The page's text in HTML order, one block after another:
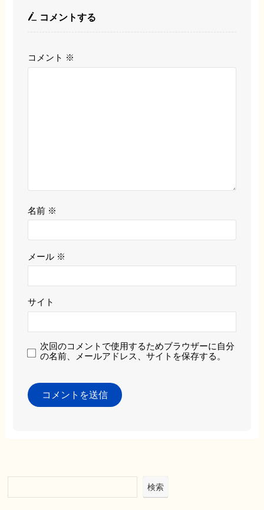
コメントする
コメント ※
名前 ※
メール ※
サイト
次回のコメントで使用するためブラウザーに自分
の名前、メールアドレス、サイトを保存する。
検索